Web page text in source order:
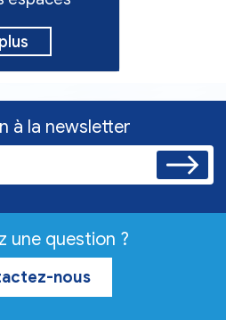
à la newsletter
une question ?
nous